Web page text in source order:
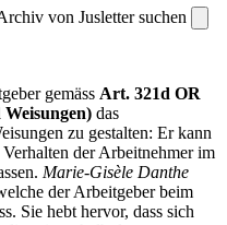
von Jusletter suchen
gemäss Art. 321d OR
das
zu gestalten: Er kann
der Arbeitnehmer im
Marie-Gisèle Danthe
der Arbeitgeber beim
Sie hebt hervor, dass sich